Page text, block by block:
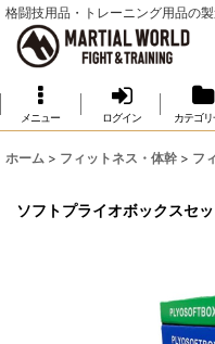
格闘技用品・トレーニング用品の
メニュー ログイン カテゴリ
ホーム > フィットネス・体幹 > フ
ソフトプライオボックスセッ